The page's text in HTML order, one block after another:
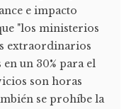
e impacto
"los ministerios
extraordinarios
un 30% para el
son horas
se prohíbe la